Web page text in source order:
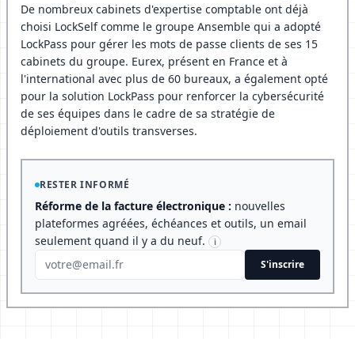
De nombreux cabinets d'expertise comptable ont déjà
choisi LockSelf comme le groupe Ansemble qui a adopté
LockPass pour gérer les mots de passe clients de ses 15
cabinets du groupe. Eurex, présent en France et à
l'international avec plus de 60 bureaux, a également opté
pour la solution LockPass pour renforcer la cybersécurité
de ses équipes dans le cadre de sa stratégie de
déploiement d'outils transverses.
RESTER INFORMÉ
Réforme de la facture électronique : nouvelles
plateformes agréées, échéances et outils, un email
seulement quand il y a du neuf.
i
S'inscrire